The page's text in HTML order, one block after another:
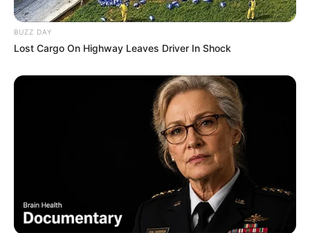
(foto: instagram/taniaqumsoani)
BUZZ DAY
Lost Cargo On Highway Leaves Driver In Shock